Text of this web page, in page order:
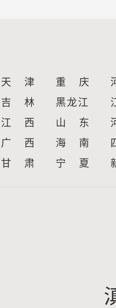
天 津 重 庆
吉 林 黑龙江
江 西 山 东
广 西 海 南
甘 肃 宁 夏